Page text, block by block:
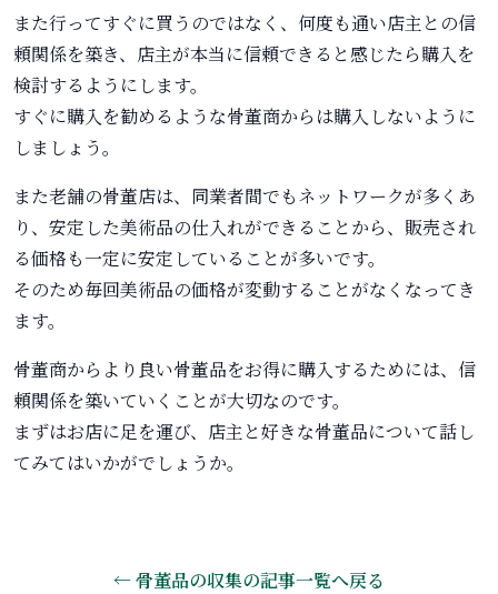
また行ってすぐに買うのではなく、何度も通い店主との信
頼関係を築き、店主が本当に信頼できると感じたら購入を
検討するようにします。
すぐに購入を勧めるような骨董商からは購入しないように
しましょう。
また老舗の骨董店は、同業者間でもネットワークが多くあ
り、安定した美術品の仕入れができることから、販売され
る価格も一定に安定していることが多いです。
そのため毎回美術品の価格が変動することがなくなってき
ます。
骨董商からより良い骨董品をお得に購入するためには、信
頼関係を築いていくことが大切なのです。
まずはお店に足を運び、店主と好きな骨董品について話し
てみてはいかがでしょうか。
← 骨董品の収集の記事一覧へ戻る